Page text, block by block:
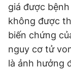
giá được
không được
biến chứng
nguy cơ tử
là ảnh hưởng